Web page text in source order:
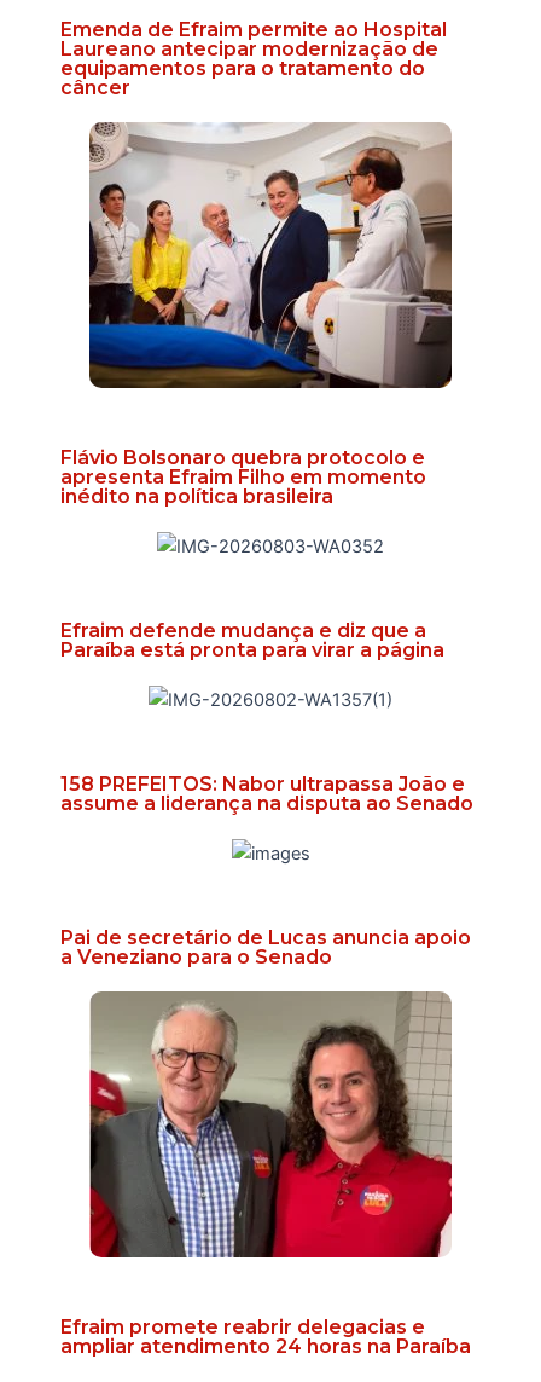
Emenda de Efraim permite ao Hospital
Laureano antecipar modernização de
equipamentos para o tratamento do
câncer
Flávio Bolsonaro quebra protocolo e
apresenta Efraim Filho em momento
inédito na política brasileira
Efraim defende mudança e diz que a
Paraíba está pronta para virar a página
158 PREFEITOS: Nabor ultrapassa João e
assume a liderança na disputa ao Senado
Pai de secretário de Lucas anuncia apoio
a Veneziano para o Senado
Efraim promete reabrir delegacias e
ampliar atendimento 24 horas na Paraíba